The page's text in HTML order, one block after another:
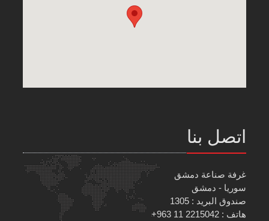
اتصل بنا
غرفة صناعة دمشق
سوريا - دمشق
صندوق البريد : 1305
هاتف : 2215042 11 963+